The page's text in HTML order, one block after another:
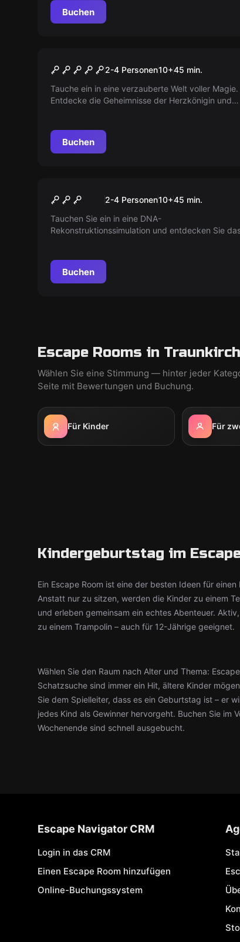
Buchen
Alice VR2-4 Personen10+45 min.
Tauche ein in eine verzauberte Welt voller Magie.
Entdecke die Geheimnisse der Herzkönigin und
Buchen
Escape the Lost Pyramid
2-4 Personen10+45 min.
Tauchen Sie ein in eine DNA-
Rekonstruktionssimulation und entdecken Sie
gesucht?
Buchen
Escape Rooms in
Wählen Sie eine Stimmung — hinter jeder
Seite mit Bewertungen und Buchung.
Für Kinder Für
Kindergeburtstag im
Ein Escape Room ist eine der besten Ideen für
Anstatt nur zu sitzen, werden die Kinder zu einem
und erleben gemeinsam ein echtes Abenteuer.
zu einem Trampolin – auch für 12-Jährige geeignet.
Wählen Sie den Raum nach Alter und Thema:
Schatzsuche sind immer ein Hit, ältere Kinder
Sie dem Spielleiter, dass es ein Geburtstag ist – er
jedes Kind als Gewinner hervorgeht. Buchen Sie im
Wochenende sind schnell ausgebucht.
Escape Navigator CRM
Login in das CRM
Einen Escape Room hinzufügen
Online-Buchungssystem